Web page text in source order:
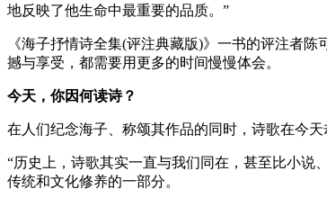
地反映了他生命中最重要的品质。”
《海子抒情诗全集(评注典藏版)》一书的评注者
撼与享受，都需要用更多的时间慢慢体会。
今天，你因何读诗？
在人们纪念海子、称颂其作品的同时，诗歌在今
“历史上，诗歌其实一直与我们同在，甚至比小说
传统和文化修养的一部分。